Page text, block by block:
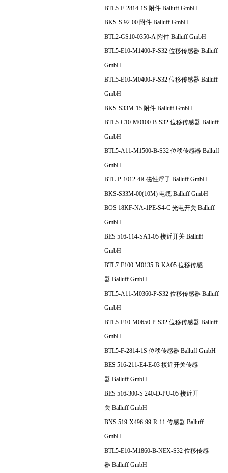
BTL5-F-2814-1S 附件 Balluff GmbH
BKS-S 92-00 附件 Balluff GmbH
BTL2-GS10-0350-A 附件 Balluff GmbH
BTL5-E10-M1400-P-S32 位移传感器 Balluff
GmbH
BTL5-E10-M0400-P-S32 位移传感器 Balluff
GmbH
BKS-S33M-15 附件 Balluff GmbH
BTL5-C10-M0100-B-S32 位移传感器 Balluff
GmbH
BTL5-A11-M1500-B-S32 位移传感器 Balluff
GmbH
BTL-P-1012-4R 磁性浮子 Balluff GmbH
BKS-S33M-00(10M) 电缆 Balluff GmbH
BOS 18KF-NA-1PE-S4-C 光电开关 Balluff
GmbH
BES 516-114-SA1-05 接近开关 Balluff
GmbH
BTL7-E100-M0135-B-KA05 位移传感
器 Balluff GmbH
BTL5-A11-M0360-P-S32 位移传感器 Balluff
GmbH
BTL5-E10-M0650-P-S32 位移传感器 Balluff
GmbH
BTL5-F-2814-1S 位移传感器 Balluff GmbH
BES 516-211-E4-E-03 接近开关传感
器 Balluff GmbH
BES 516-300-S 240-D-PU-05 接近开
关 Balluff GmbH
BNS 519-X496-99-R-11 传感器 Balluff
GmbH
BTL5-E10-M1860-B-NEX-S32 位移传感
器 Balluff GmbH